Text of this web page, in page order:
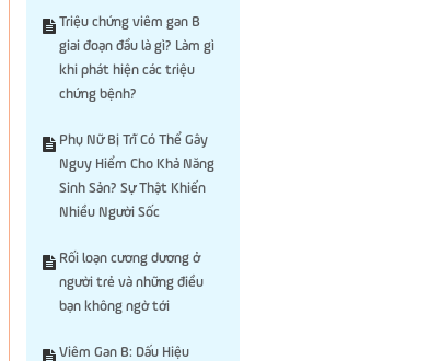
Triệu chứng viêm gan B
giai đoạn đầu là gì? Làm gì
khi phát hiện các triệu
chứng bệnh?
Phụ Nữ Bị Trĩ Có Thể Gây
Nguy Hiểm Cho Khả Năng
Sinh Sản? Sự Thật Khiến
Nhiều Người Sốc
Rối loạn cương dương ở
người trẻ và những điều
bạn không ngờ tới
Viêm Gan B: Dấu Hiệu